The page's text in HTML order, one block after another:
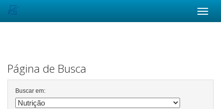
Página de Busca
Buscar em: